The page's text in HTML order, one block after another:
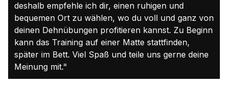
deshalb empfehle ich dir, einen ruhigen und
bequemen Ort zu wählen, wo du voll und ganz von
deinen Dehnübungen profitieren kannst. Zu Beginn
kann das Training auf einer Matte stattfinden,
später im Bett. Viel Spaß und teile uns gerne deine
Meinung mit."